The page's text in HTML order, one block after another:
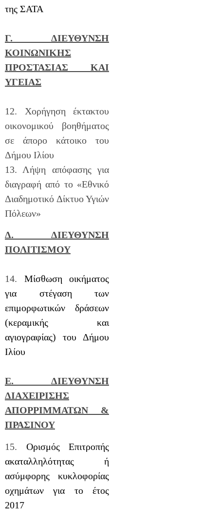
της ΣΑΤΑ
Γ. ΔΙΕΥΘΥΝΣΗ
ΚΟΙΝΩΝΙΚΗΣ
ΠΡΟΣΤΑΣΙΑΣ ΚΑΙ
ΥΓΕΙΑΣ
12. Χορήγηση έκτακτου
οικονομικού βοηθήματος
σε άπορο κάτοικο του
Δήμου Ιλίου
13. Λήψη απόφασης για
διαγραφή από το «Εθνικό
Διαδημοτικό Δίκτυο Υγιών
Πόλεων»
Δ. ΔΙΕΥΘΥΝΣΗ
ΠΟΛΙΤΙΣΜΟΥ
14. Μίσθωση οικήματος
για στέγαση των
επιμορφωτικών δράσεων
(κεραμικής και
αγιογραφίας) του Δήμου
Ιλίου
Ε. ΔΙΕΥΘΥΝΣΗ
ΔΙΑΧΕΙΡΙΣΗΣ
ΑΠΟΡΡΙΜΜΑΤΩΝ &
ΠΡΑΣΙΝΟΥ
15. Ορισμός Επιτροπής
ακαταλληλότητας ή
ασύμφορης κυκλοφορίας
οχημάτων για το έτος
2017